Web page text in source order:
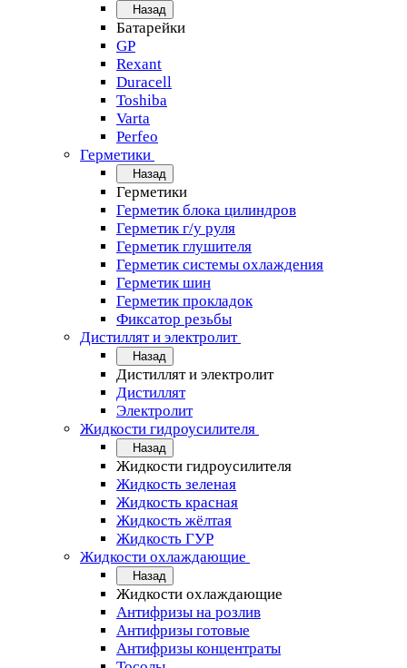
Назад
Батарейки
GP
Rexant
Duracell
Toshiba
Varta
Perfeo
Герметики
Назад
Герметики
Герметик блока цилиндров
Герметик г/у руля
Герметик глушителя
Герметик системы охлаждения
Герметик шин
Герметик прокладок
Фиксатор резьбы
Дистиллят и электролит
Назад
Дистиллят и электролит
Дистиллят
Электролит
Жидкости гидроусилителя
Назад
Жидкости гидроусилителя
Жидкость зеленая
Жидкость красная
Жидкость жёлтая
Жидкость ГУР
Жидкости охлаждающие
Назад
Жидкости охлаждающие
Антифризы на розлив
Антифризы готовые
Антифризы концентраты